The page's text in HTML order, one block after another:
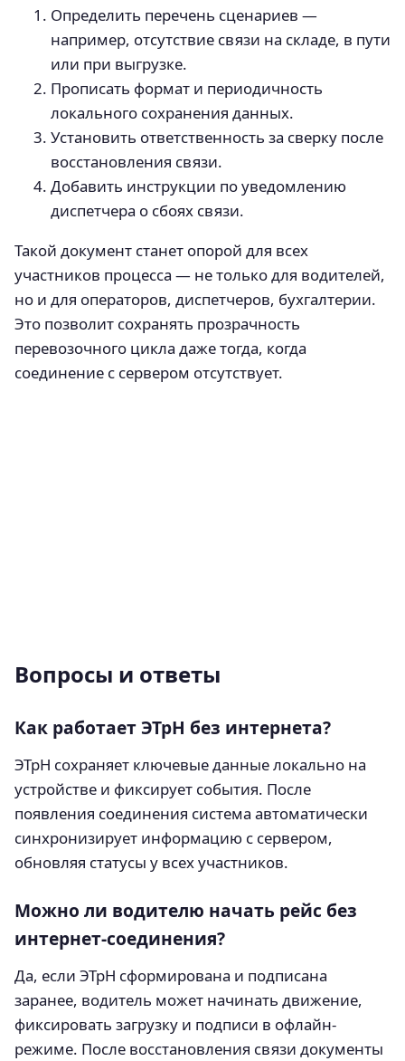
Определить перечень сценариев —
например, отсутствие связи на складе, в пути
или при выгрузке.
Прописать формат и периодичность
локального сохранения данных.
Установить ответственность за сверку после
восстановления связи.
Добавить инструкции по уведомлению
диспетчера о сбоях связи.
Такой документ станет опорой для всех
участников процесса — не только для водителей,
но и для операторов, диспетчеров, бухгалтерии.
Это позволит сохранять прозрачность
перевозочного цикла даже тогда, когда
соединение с сервером отсутствует.
Вопросы и ответы
Как работает ЭТрН без интернета?
ЭТрН сохраняет ключевые данные локально на
устройстве и фиксирует события. После
появления соединения система автоматически
синхронизирует информацию с сервером,
обновляя статусы у всех участников.
Можно ли водителю начать рейс без
интернет-соединения?
Да, если ЭТрН сформирована и подписана
заранее, водитель может начинать движение,
фиксировать загрузку и подписи в офлайн-
режиме. После восстановления связи документы